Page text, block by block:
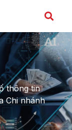
thông tin
Chi nhánh